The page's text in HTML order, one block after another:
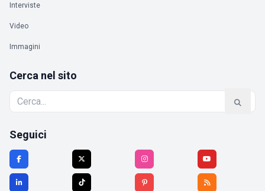
Interviste
Video
Immagini
Cerca nel sito
Seguici